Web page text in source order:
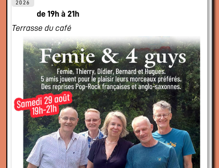
2026
de 19h à 21h
Terrasse du café